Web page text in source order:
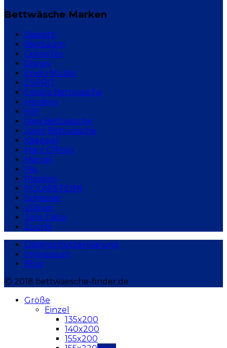
Bettwäsche Marken
Bassetti
Bierbaum
CelinaTex
Disney
Erwin Müller
ESPRIT
Estella Bettwäsche
Herding
HIP
Ikea Bettwäsche
Joop! Bettwäsche
Kaeppel
Marc O'Polo
Marvel
Pip
Playboy
POLARSTERN
Schiesser
s.Oliver
Tom Tailor
Zucchi
Datenschutzerklärung
Impressum
Blog
Ⓒ 2018 bettwaesche-finder.de
Größe
Einzel
135x200
140x200
155x200